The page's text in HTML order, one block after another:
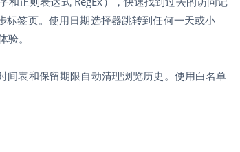
标签页。使用日期选择器跳转到任何一天或小
。
表和保留期限自动清理浏览历史。使用白名单